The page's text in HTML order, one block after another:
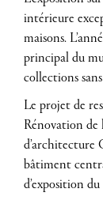
intérieure
maisons.
principal du
collections
Le projet de
Rénovation
d’architecture
bâtiment
d’exposition du